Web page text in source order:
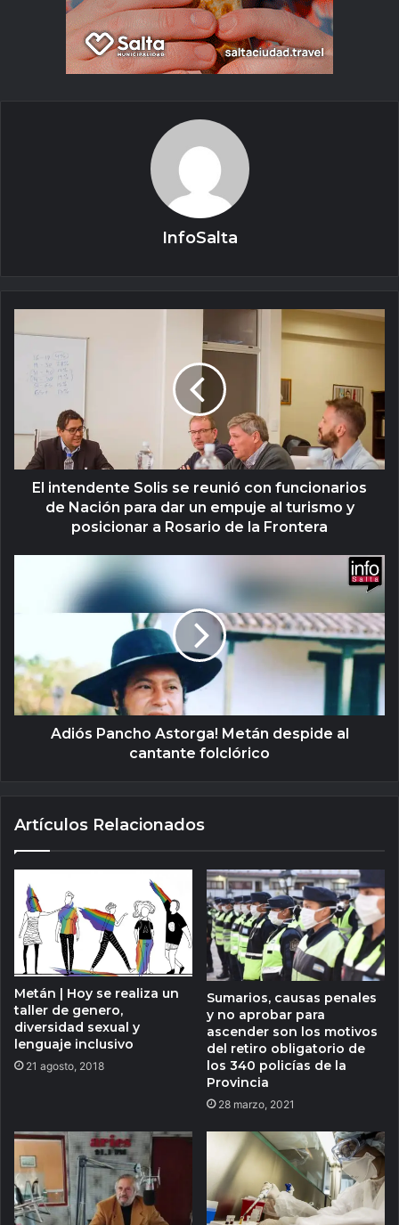
InfoSalta
El intendente Solis se reunió con funcionarios
de Nación para dar un empuje al turismo y
posicionar a Rosario de la Frontera
Adiós Pancho Astorga! Metán despide al
cantante folclórico
Artículos Relacionados
Metán | Hoy se realiza un
taller de genero,
diversidad sexual y
lenguaje inclusivo
21 agosto, 2018
Sumarios, causas penales
y no aprobar para
ascender son los motivos
del retiro obligatorio de
los 340 policías de la
Provincia
28 marzo, 2021